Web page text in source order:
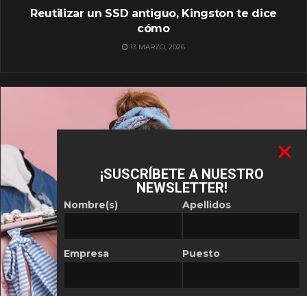
Reutilizar un SSD antiguo, Kingston te dice
cómo
13 MARZO, 2026
¡SUSCRÍBETE A NUESTRO
NEWSLETTER!
Nombre(s)
Empresa
Apellidos
Puesto